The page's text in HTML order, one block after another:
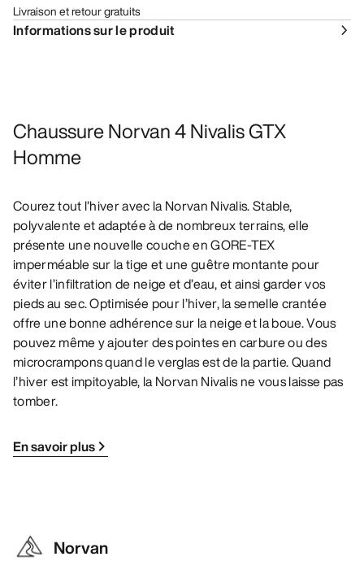
Livraison et retour gratuits
Informations sur le produit
Chaussure Norvan 4 Nivalis GTX
Homme
Courez tout l’hiver avec la Norvan Nivalis. Stable,
polyvalente et adaptée à de nombreux terrains, elle
présente une nouvelle couche en GORE-TEX
imperméable sur la tige et une guêtre montante pour
éviter l’infiltration de neige et d’eau, et ainsi garder vos
pieds au sec. Optimisée pour l’hiver, la semelle crantée
offre une bonne adhérence sur la neige et la boue. Vous
pouvez même y ajouter des pointes en carbure ou des
microcrampons quand le verglas est de la partie. Quand
l’hiver est impitoyable, la Norvan Nivalis ne vous laisse pas
tomber.
En savoir plus
Norvan